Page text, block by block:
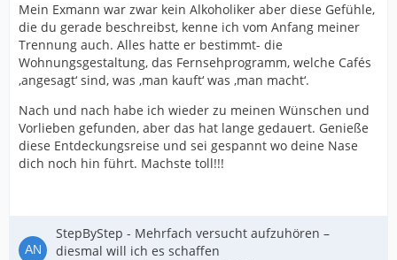
Mein Exmann war zwar kein Alkoholiker aber diese Gefühle,
die du gerade beschreibst, kenne ich vom Anfang meiner
Trennung auch. Alles hatte er bestimmt- die
Wohnungsgestaltung, das Fernsehprogramm, welche Cafés
‚angesagt‘ sind, was ‚man kauft‘ was ‚man macht‘.
Nach und nach habe ich wieder zu meinen Wünschen und
Vorlieben gefunden, aber das hat lange gedauert. Genieße
diese Entdeckungsreise und sei gespannt wo deine Nase
dich noch hin führt. Machste toll!!!
StepByStep - Mehrfach versucht aufzuhören –
diesmal will ich es schaffen